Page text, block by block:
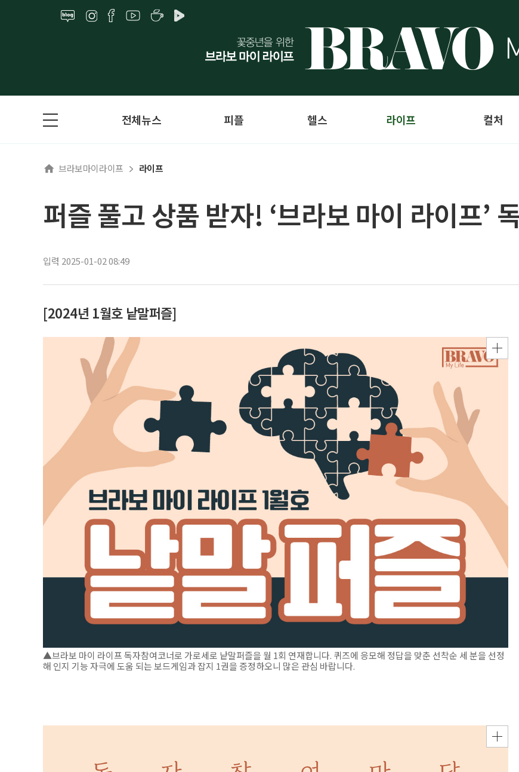
전체뉴스 피플 헬스 라이프 컬처
브라보마이라이프 라이프
퍼즐 풀고 상품 받자! ‘브라보 마이 라이프’
입력 2025-01-02 08:49
[2024년 1월호 낱말퍼즐]
▲브라보 마이 라이프 독자참여코너로 가로세로 낱말퍼즐을 월 1회 연재합니다. 퀴즈에 응모해 정답을 맞춘 선착순 세 분을 선정
해 인지 기능 자극에 도움 되는 보드게임과 잡지 1권을 증정하오니 많은 관심 바랍니다.